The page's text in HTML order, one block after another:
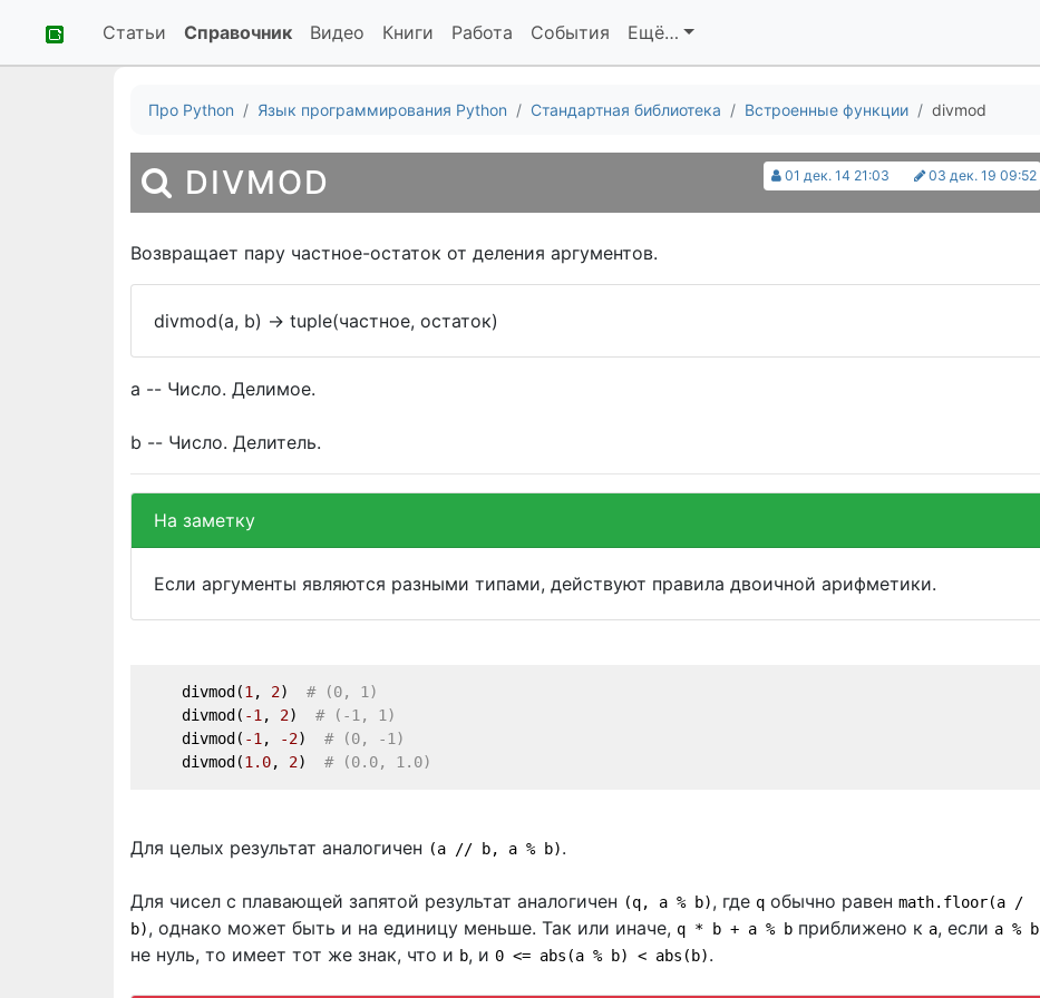
Статьи Справочник Видео Книги Работа События Ещё…
Про Python Язык программирования Python Стандартная библиотека Встроенные функции divmod
01 дек. 14 21:03 03 дек. 19 09:52
DIVMOD
Возвращает пару частное-остаток от деления аргументов.
divmod(a, b) -> tuple(частное, остаток)
a -- Число. Делимое.
b -- Число. Делитель.
На заметку
Если аргументы являются разными типами, действуют правила двоичной арифметики.
    divmod(
1 , 2) # (0, 1)
    divmod(
-1 , 2) # (-1, 1)
    divmod(
-1 , -2) # (0, -1)
    divmod(
1.0, 2) # (0.0, 1.0)
Для целых результат аналогичен (a // b, a % b).
Для чисел с плавающей запятой результат аналогичен (q, a % b), где q обычно равен math.floor(a /
b), однако может быть и на единицу меньше. Так или иначе, q * b + a % b приближено к a, если a % b
не нуль, то имеет тот же знак, что и b, и 0 <= abs(a % b) < abs(b).